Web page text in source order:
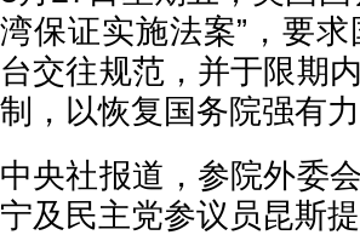
湾保证实施法案”，要
台交往规范，并于限期
制，以恢复国务院强有
中央社报道，参院外委
宁及民主党参议员昆斯